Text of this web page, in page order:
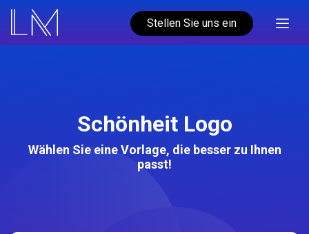
Stellen Sie uns ein
Schönheit Logo
Wählen Sie eine Vorlage, die besser zu Ihnen
passt!